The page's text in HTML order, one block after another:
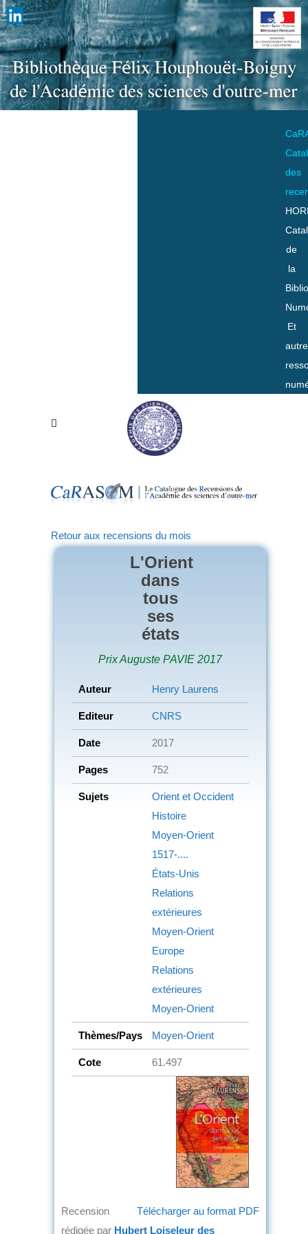
des
de
la
Et
Retour aux recensions du mois
L'Orient
dans
tous
ses
états
Prix Auguste PAVIE 2017
Auteur Henry Laurens
Editeur CNRS
Date 2017
Pages 752
Sujets
Orient et Occident
Histoire
Moyen-Orient
1517-....
États-Unis
Relations
extérieures
Moyen-Orient
Europe
Relations
extérieures
Moyen-Orient
Thèmes/Pays Moyen-Orient
Cote 61.497
Télécharger au format PDF
Recension
rédigée par Hubert Loiseleur des